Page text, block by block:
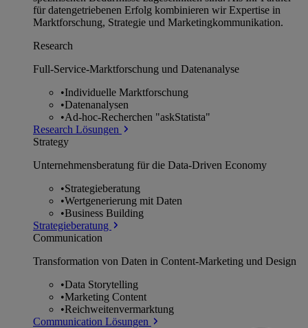
für datengetriebenen Erfolg kombinieren wir Expertise in
Marktforschung, Strategie und Marketingkommunikation.
Research
Full-Service-Marktforschung und Datenanalyse
•Individuelle Marktforschung
•Datenanalysen
•Ad-hoc-Recherchen "askStatista"
Research Lösungen
Strategy
Unternehmens­beratung für die Data-Driven Economy
•Strategieberatung
•Wertgenerierung mit Daten
•Business Building
Strategieberatung
Communication
Transformation von Daten in Content-Marketing und Design
•Data Storytelling
•Marketing Content
•Reichweitenvermarktung
Communication Lösungen